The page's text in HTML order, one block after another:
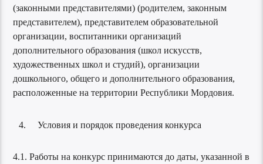
(законными представителями) (родителем, законным
представителем), представителем образовательной
организации, воспитанники организаций
дополнительного образования (школ искусств,
художественных школ и студий), организации
дошкольного, общего и дополнительного образования,
расположенные на территории Республики Мордовия.
Условия и порядок проведения конкурса
4.1. Работы на конкурс принимаются до даты, указанной в